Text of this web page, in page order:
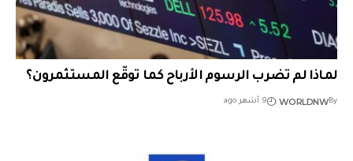
لماذا لم تضرب الرسوم الأرباح كما توقّع المستثمرون؟
By
WORLDNW 9 أشهر ago